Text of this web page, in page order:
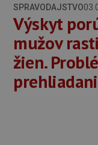
SPRAVODAJSTVO
Výskyt
mužov
žien.